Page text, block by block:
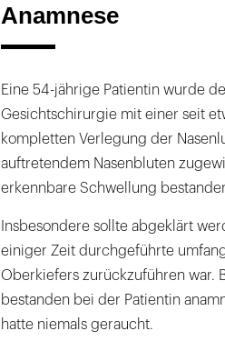
Anamnese
Eine 54-jährige Patientin wurde
Gesichtschirurgie mit einer seit
kompletten Verlegung der
auftretendem Nasenbluten
erkennbare Schwellung
Insbesondere sollte abgeklärt
einiger Zeit durchgeführte
Oberkiefers zurückzuführen war.
bestanden bei der Patientin
hatte niemals geraucht.